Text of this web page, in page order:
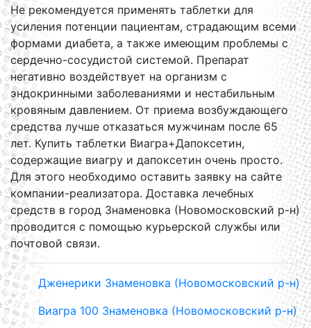
Не рекомендуется применять таблетки для
усиления потенции пациентам, страдающим всеми
формами диабета, а также имеющим проблемы с
сердечно-сосудистой системой. Препарат
негативно воздействует на организм с
эндокринными заболеваниями и нестабильным
кровяным давлением. От приема возбуждающего
средства лучше отказаться мужчинам после 65
лет. Купить таблетки Виагра+Дапоксетин,
содержащие виагру и дапоксетин очень просто.
Для этого необходимо оставить заявку на сайте
компании-реализатора. Доставка лечебных
средств в город Знаменовка (Новомосковский р-н)
проводится с помощью курьерской службы или
почтовой связи.
Дженерики Знаменовка (Новомосковский р-н)
Виагра 100 Знаменовка (Новомосковский р-н)